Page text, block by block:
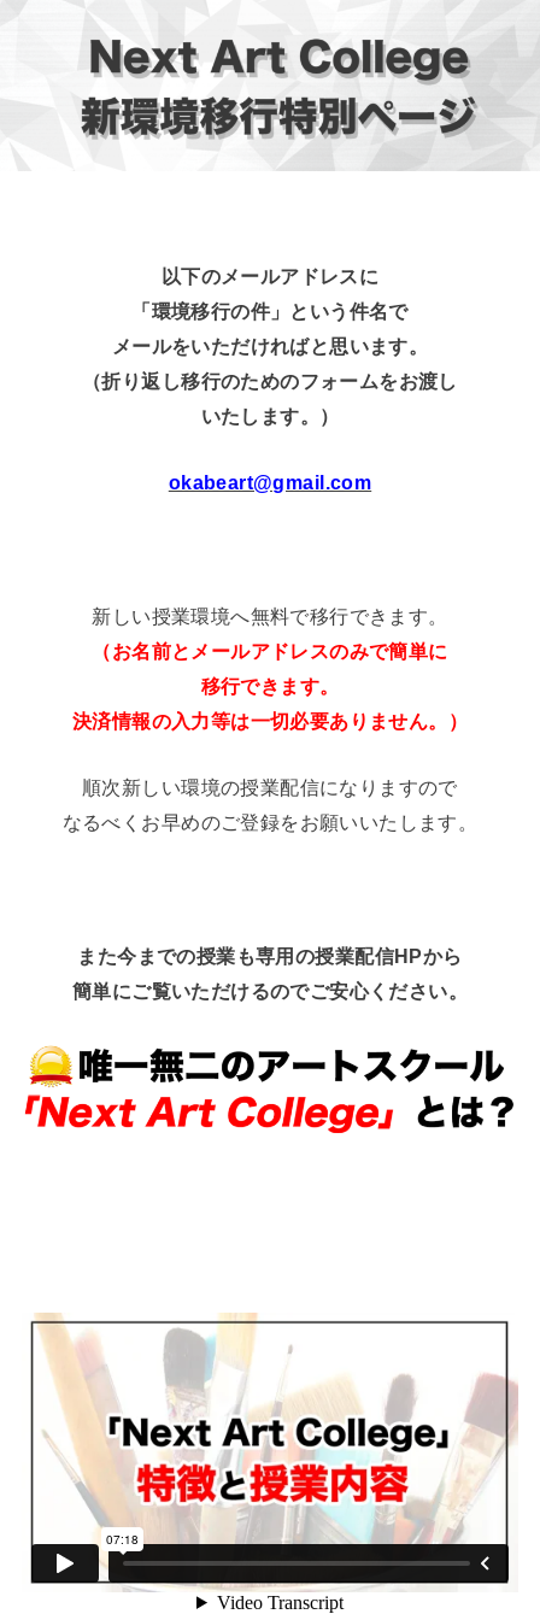
以下のメールアドレスに
「環境移行の件」という件名で
メールをいただければと思います。
（折り返し移行のためのフォームをお渡し
いたします。）
okabeart@gmail.com
新しい授業環境へ無料で移行できます。
（お名前とメールアドレスのみで簡単に
移行できます。
決済情報の入力等は一切必要ありません。）
順次新しい環境の授業配信になりますので
なるべくお早めのご登録をお願いいたします。
また今までの授業も専用の授業配信HPから
簡単にご覧いただけるのでご安心ください。